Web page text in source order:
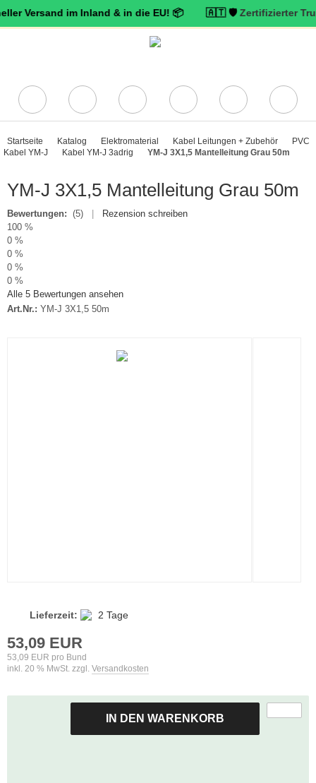
im Inland & in die EU! 📦 🇦🇹 🛡️ Zertifizierter Trusted
Startseite Katalog Elektromaterial Kabel Leitungen + Zubehör
PVC
Kabel YM-J
Kabel YM-J 3adrig YM-J 3X1,5 Mantelleitung Grau 50m
YM-J 3X1,5 Mantelleitung Grau 50m
Bewertungen: (5)
Rezension schreiben
100 %
0 %
0 %
0 %
0 %
Alle 5 Bewertungen ansehen
Art.Nr.: YM-J 3X1,5 50m
Lieferzeit: 2 Tage
53,09 EUR
53,09 EUR pro Bund
inkl. 20 % MwSt. zzgl. Versandkosten
IN DEN WARENKORB